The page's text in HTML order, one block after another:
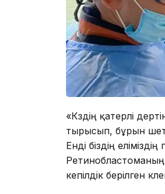
«Көздің қатерлі
тырысып, бұрын
Енді біздің
Ретинобластоманың
кепілдік берілген